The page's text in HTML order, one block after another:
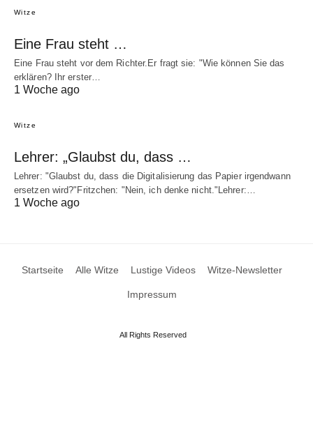
Witze
Eine Frau steht …
Eine Frau steht vor dem Richter.Er fragt sie: "Wie können Sie das
erklären? Ihr erster…
1 Woche ago
Witze
Lehrer: „Glaubst du, dass …
Lehrer: "Glaubst du, dass die Digitalisierung das Papier irgendwann
ersetzen wird?"Fritzchen: "Nein, ich denke nicht."Lehrer:…
1 Woche ago
Startseite Alle Witze Lustige Videos Witze-Newsletter
Impressum
All Rights Reserved